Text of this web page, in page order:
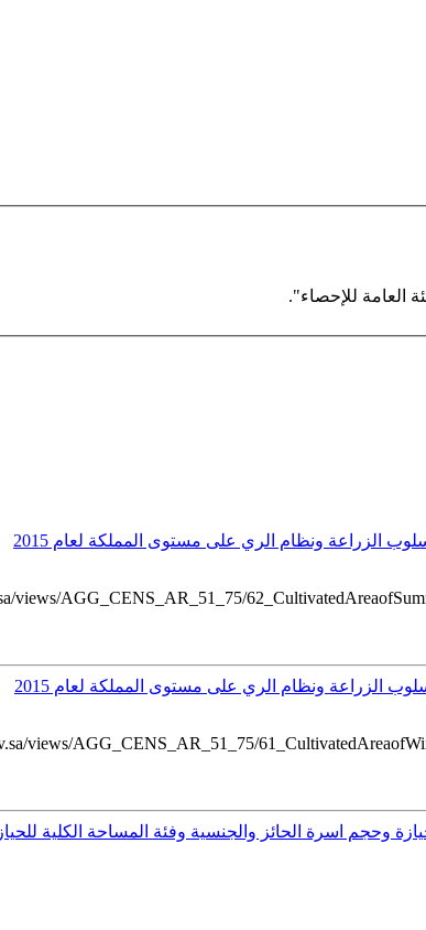
العامة للإحصاء".
ونظام الري على مستوى المملكة لعام 2015
views/AGG_CENS_AR_51_75/
ونظام الري على مستوى المملكة لعام 2015
views/AGG_CENS_AR_51_75/
اسرة الحائز والجنسية وفئة المساحة الكلية للحيازة